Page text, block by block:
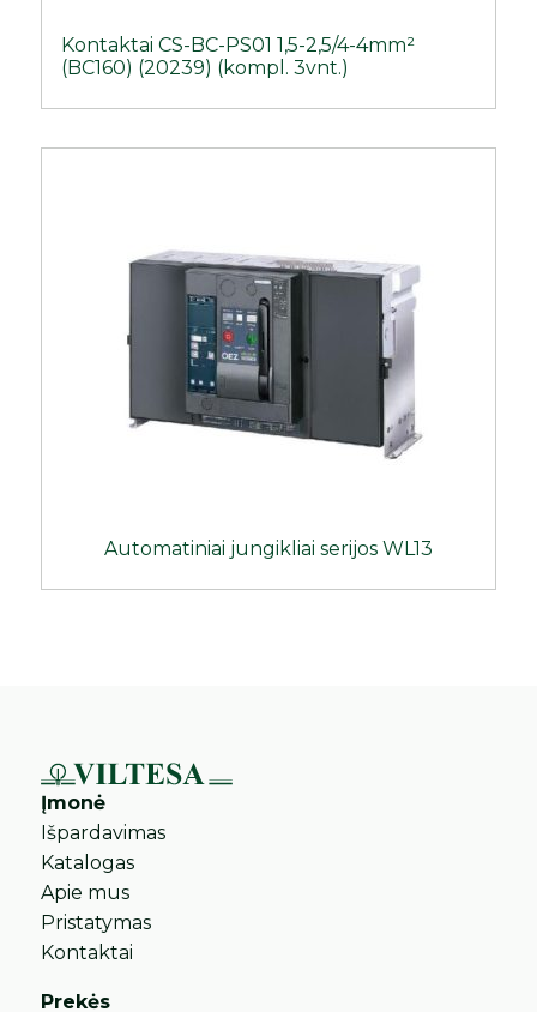
Kontaktai CS-BC-PS01 1,5-2,5/4-4mm²
(BC160) (20239) (kompl. 3vnt.)
Automatiniai jungikliai serijos WL13
Įmonė
Išpardavimas
Katalogas
Apie mus
Pristatymas
Kontaktai
Prekės